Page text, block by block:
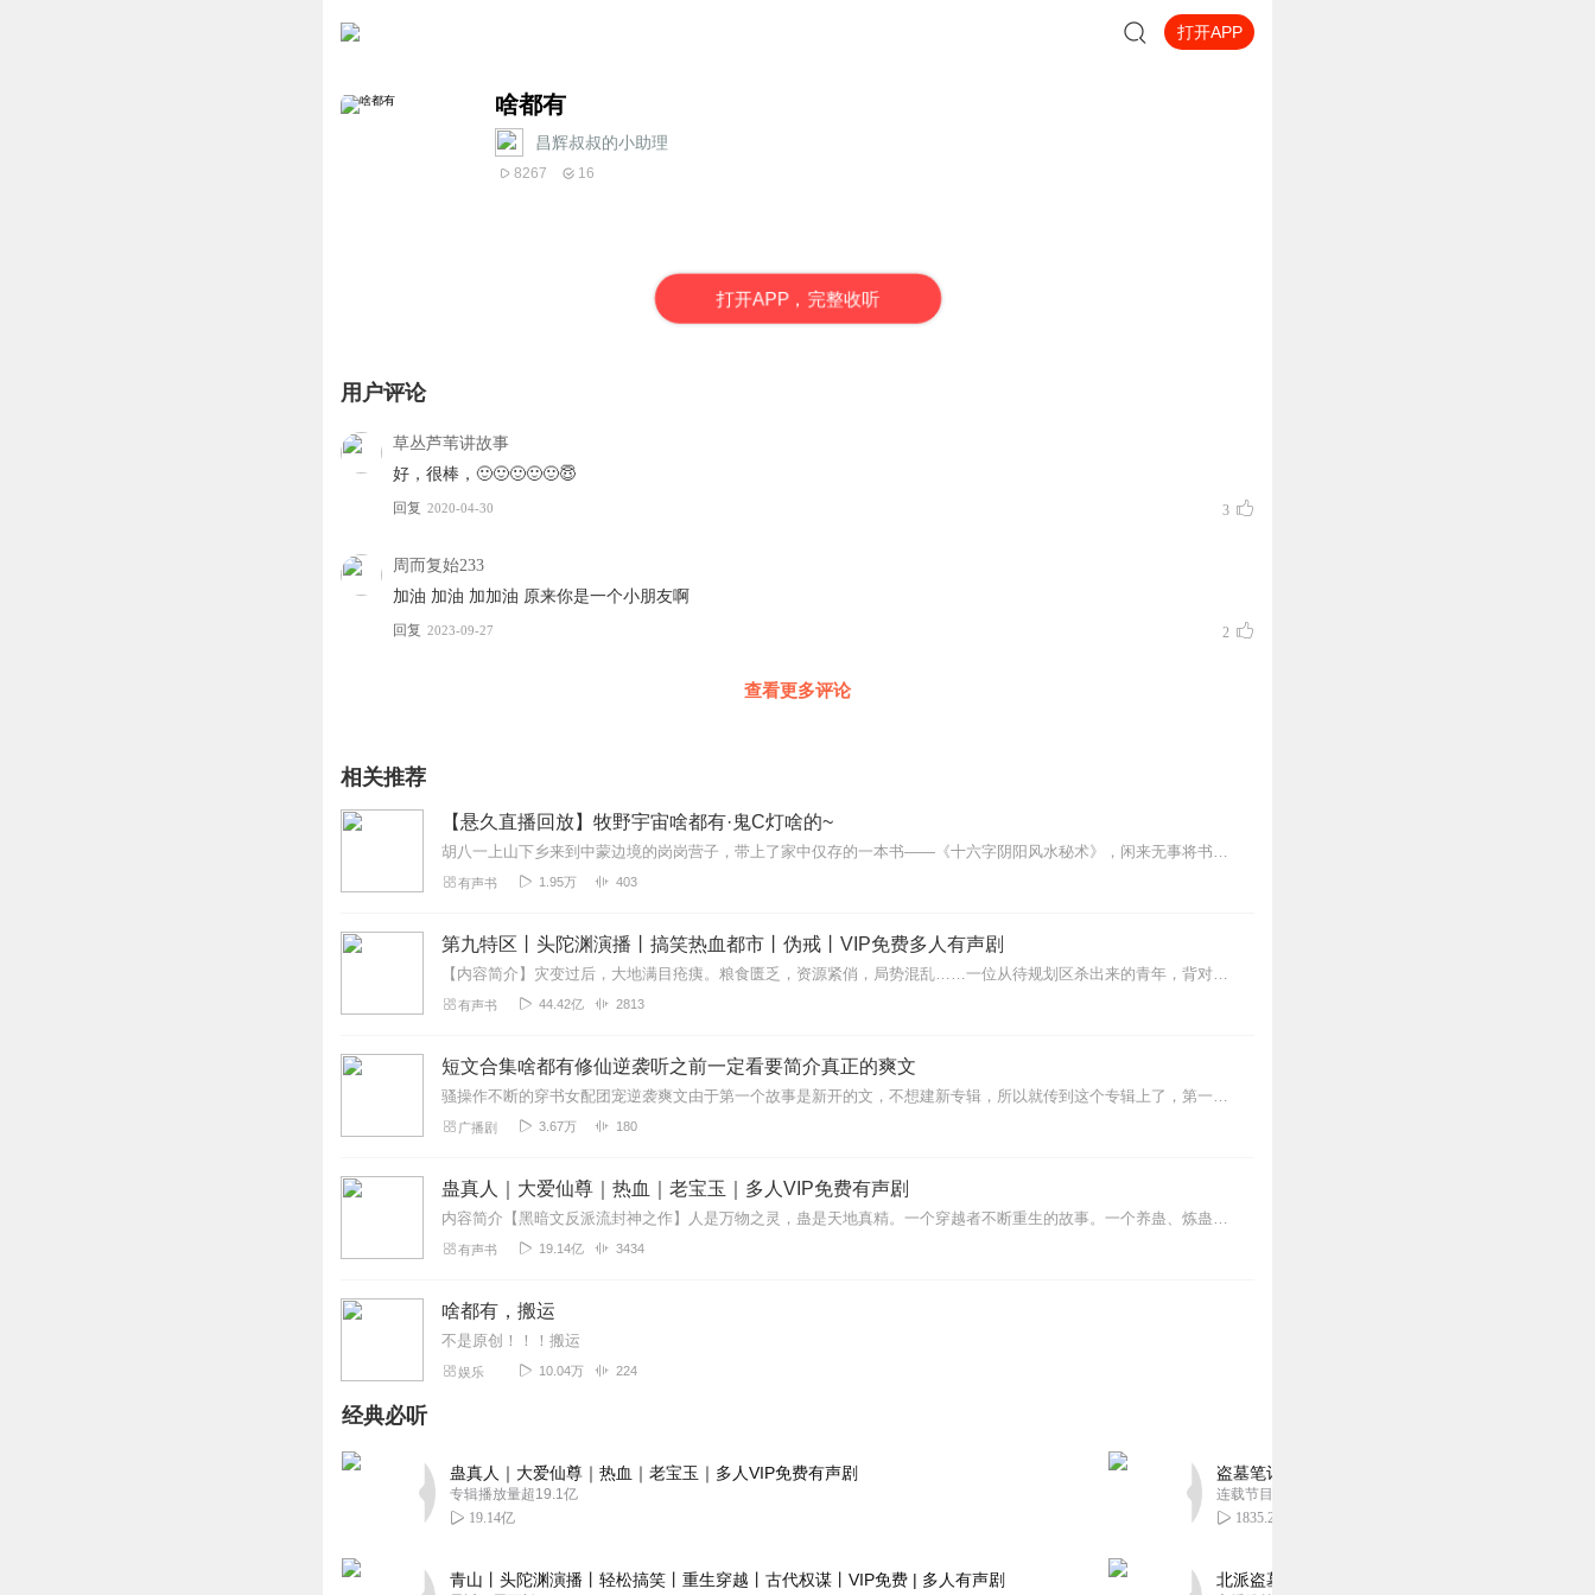
打开APP
啥都有
昌辉叔叔的小助理
8267 16
打开APP，完整收听
用户评论
草丛芦苇讲故事
好，很棒，🙂🙂🙂🙂🙂😇
回复 2020-04-30 3
周而复始233
加油 加油 加加油 原来你是一个小朋友啊
回复 2023-09-27 2
查看更多评论
相关推荐
【悬久直播回放】牧野宇宙啥都有·鬼C灯啥的~
胡八一上山下乡来到中蒙边境的岗岗营子，带上了家中仅存的一本书——《十六字阴阳风水秘术》，闲来无事将书中文字背得滚瓜烂熟。之后参军到西藏，遇上雪崩掉落一条巨大的地...
有声书 1.95万 403
第九特区丨头陀渊演播丨搞笑热血都市丨伪戒丨VIP免费多人有声剧
【内容简介】灾变过后，大地满目疮痍。粮食匮乏，资源紧俏，局势混乱……一位从待规划区杀出来的青年，背对着漫天黄沙，孤身来到九区谋生，却不曾想偶然结识三五好友，一念...
有声书 44.42亿 2813
短文合集啥都有修仙逆袭听之前一定看要简介真正的爽文
骚操作不断的穿书女配团宠逆袭爽文由于第一个故事是新开的文，不想建新专辑，所以就传到这个专辑上了，第一个故事是没有完结的长文，大家如果比较着急，可以先从第2个故事...
广播剧 3.67万 180
蛊真人｜大爱仙尊｜热血｜老宝玉｜多人VIP免费有声剧
内容简介【黑暗文反派流封神之作】人是万物之灵，蛊是天地真精。一个穿越者不断重生的故事。一个养蛊、炼蛊、用蛊的奇特世界。配音组（男角色）老宝玉旁白...
有声书 19.14亿 3434
啥都有，搬运
不是原创！！！搬运
娱乐 10.04万 224
经典必听
蛊真人｜大爱仙尊｜热血｜老宝玉｜多人VIP免费有声剧
专辑播放量超19.1亿
19.14亿
青山丨头陀渊演播丨轻松搞笑丨重生穿越丨古代权谋丨VIP免费 | 多人有声剧
盗墓笔记 全8部丨豪华CV版丨苏尚卿&边江 领衔
连载节目超七百集
1835.25万
北派盗墓笔记丨头陀渊出品丨悬疑灵异丨摸金校尉